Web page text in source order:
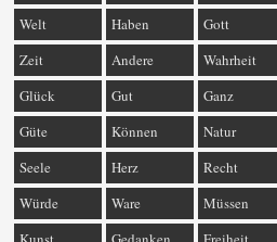
Welt
Haben Gott
Zeit
Andere Wahrheit
Glück
Gut Ganz
Güte
Können Natur
Seele
Herz Recht
Würde
Ware Müssen